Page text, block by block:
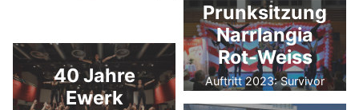
Prunksitzung
Narrlangia
Rot-Weiss
Auftritt 2023: Survivor
40 Jahre
Ewerk